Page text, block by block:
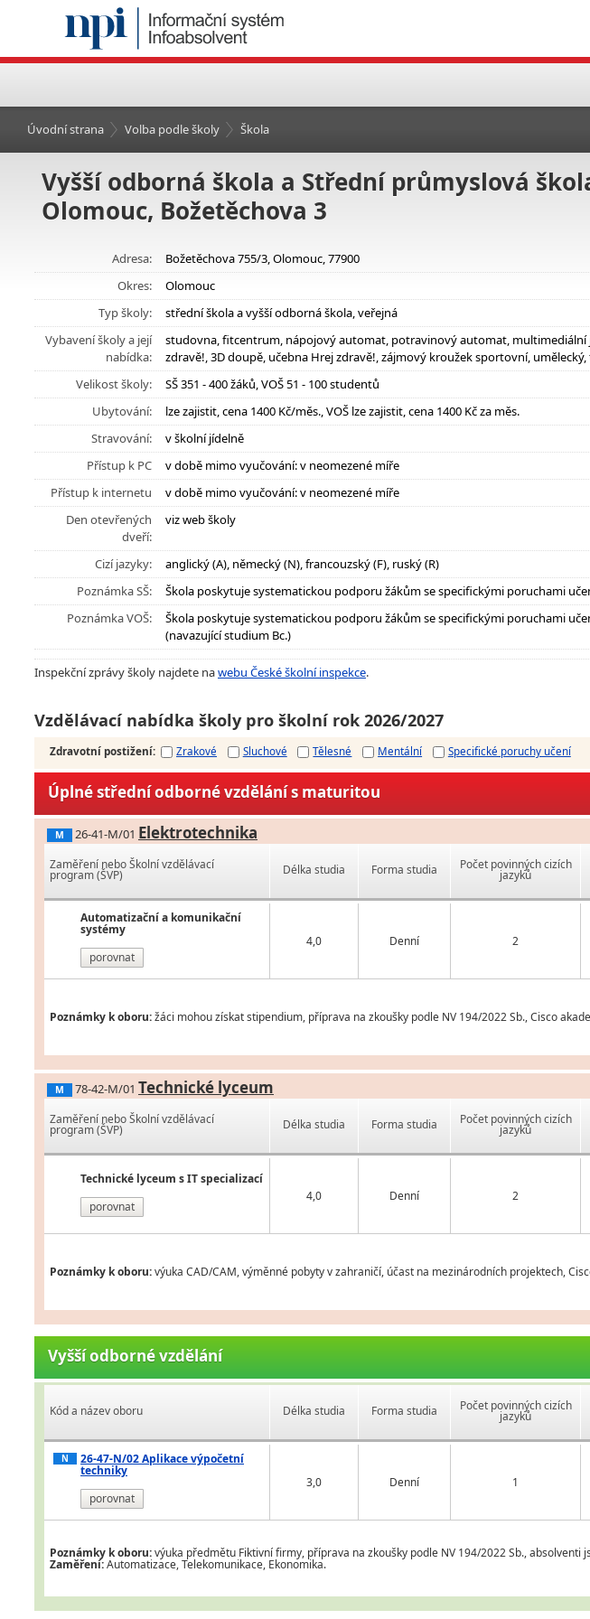
Úvodní strana Volba podle školy Škola
Vyšší odborná škola a Střední průmyslová
Olomouc, Božetěchova 3
Adresa:
Božetěchova 755/3, Olomouc, 77900
Okres:
Olomouc
Typ školy:
střední škola a vyšší odborná škola, veřejná
Vybavení školy a její
nabídka:
studovna, fitcentrum, nápojový automat, potravinový automat, multimediální
zdravě!, 3D doupě, učebna Hrej zdravě!, zájmový kroužek sportovní, umělecký,
Velikost školy:
SŠ 351 - 400 žáků, VOŠ 51 - 100 studentů
Ubytování:
lze zajistit, cena 1400 Kč/měs., VOŠ lze zajistit, cena 1400 Kč za měs.
Stravování:
v školní jídelně
Přístup k PC
v době mimo vyučování: v neomezené míře
Přístup k internetu
v době mimo vyučování: v neomezené míře
Den otevřených
dveří:
viz web školy
Cizí jazyky:
anglický (A), německý (N), francouzský (F), ruský (R)
Poznámka SŠ:
Škola poskytuje systematickou podporu žákům se specifickými poruchami
Poznámka VOŠ:
Škola poskytuje systematickou podporu žákům se specifickými poruchami
(navazující studium Bc.)
Inspekční zprávy školy najdete nawebu České školní inspekce.
Vzdělávací nabídka školy pro školní rok 2026/2027
Zdravotní postižení: Zrakové Sluchové Tělesné Mentální Specifické poruchy učení
Úplné střední odborné vzdělání s maturitou
M 26-41-M/01 Elektrotechnika
Zaměření nebo Školní vzdělávací
program (ŠVP)
Automatizační a komunikační
systémy
porovnat
Délka studia Forma studia Počet povinných cizích
jazyků
4,0 Denní 2
Poznámky k oboru:žáci mohou získat stipendium, příprava na zkoušky podle NV 194/2022 Sb., Cisco
M 78-42-M/01 Technické lyceum
Zaměření nebo Školní vzdělávací
program (ŠVP)
Technické lyceum s IT specializací
porovnat
Délka studia Forma studia Počet povinných cizích
jazyků
4,0 Denní 2
Poznámky k oboru:výuka CAD/CAM, výměnné pobyty v zahraničí, účast na mezinárodních projektech,
Vyšší odborné vzdělání
Kód a název oboru
N 26-47-N/02 Aplikace výpočetní
techniky
porovnat
Délka studia Forma studia Počet povinných cizích
jazyků
3,0 Denní 1
Poznámky k oboru:výuka předmětu Fiktivní firmy, příprava na zkoušky podle NV 194/2022 Sb.,
Zaměření:Automatizace, Telekomunikace, Ekonomika.